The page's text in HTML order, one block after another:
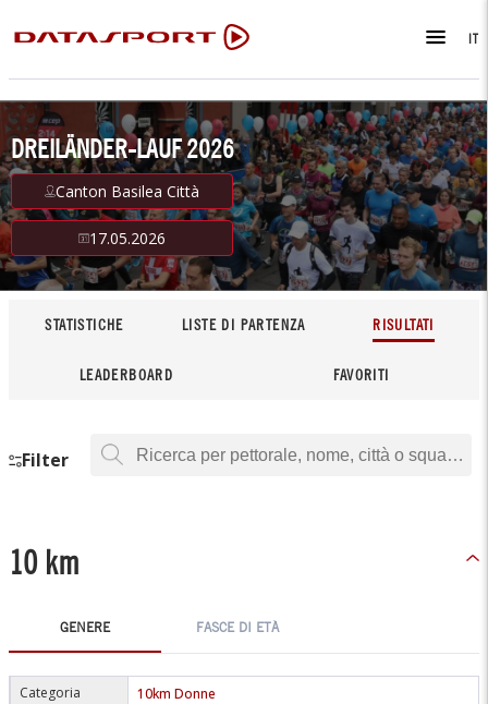
IT
DREILÄNDER-LAUF 2026
Canton Basilea Città
17.05.2026
STATISTICHE LISTE DI PARTENZA RISULTATI
LEADERBOARD FAVORITI
Filter
10 km
GENERE FASCE DI ETÀ
Categoria
10km Donne